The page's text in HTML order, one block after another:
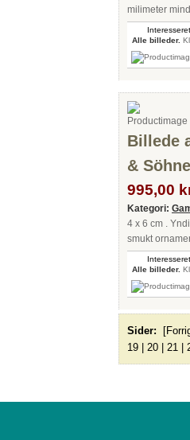
milimeter
Alle billeder.
Billede
&
995,00
Kategori:
4 x 6 cm .
smukt
Alle billeder.
Sider:
19
20 21